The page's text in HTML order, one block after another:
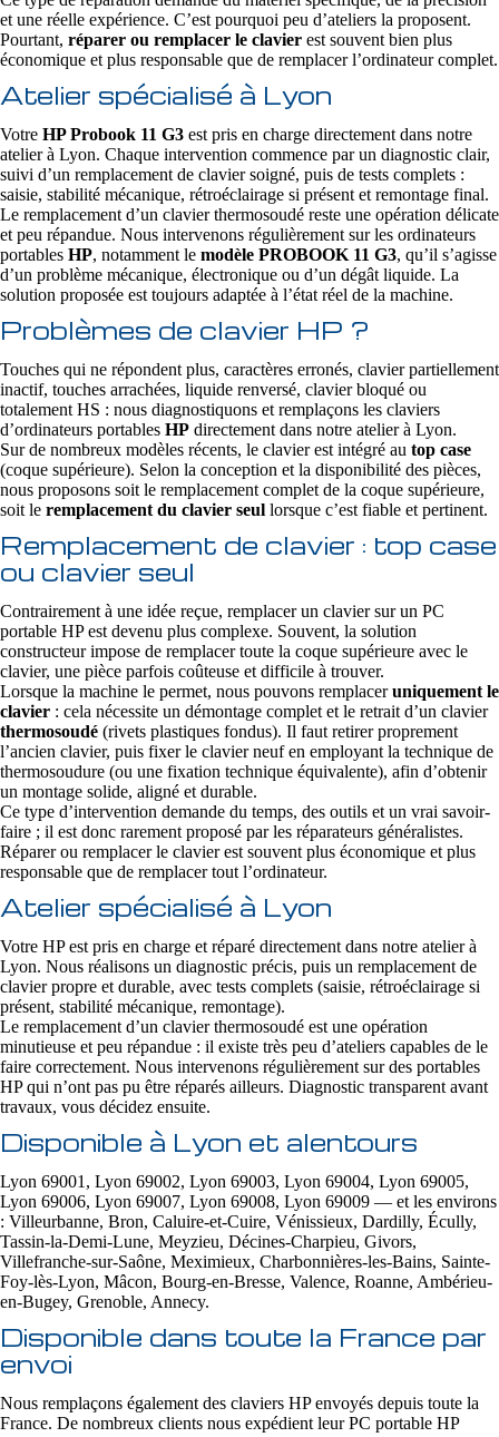
et une réelle expérience. C’est pourquoi peu d’ateliers la proposent.
Pourtant, réparer ou remplacer le clavier est souvent bien plus
économique et plus responsable que de remplacer l’ordinateur complet.
Atelier spécialisé à Lyon
Votre HP Probook 11 G3 est pris en charge directement dans notre
atelier à Lyon. Chaque intervention commence par un diagnostic clair,
suivi d’un remplacement de clavier soigné, puis de tests complets :
saisie, stabilité mécanique, rétroéclairage si présent et remontage final.
Le remplacement d’un clavier thermosoudé reste une opération délicate
et peu répandue. Nous intervenons régulièrement sur les ordinateurs
portables HP, notamment le modèle PROBOOK 11 G3, qu’il s’agisse
d’un problème mécanique, électronique ou d’un dégât liquide. La
solution proposée est toujours adaptée à l’état réel de la machine.
Problèmes de clavier HP ?
Touches qui ne répondent plus, caractères erronés, clavier partiellement
inactif, touches arrachées, liquide renversé, clavier bloqué ou
totalement HS : nous diagnostiquons et remplaçons les claviers
d’ordinateurs portables HP directement dans notre atelier à Lyon.
Sur de nombreux modèles récents, le clavier est intégré au top case
(coque supérieure). Selon la conception et la disponibilité des pièces,
nous proposons soit le remplacement complet de la coque supérieure,
soit le remplacement du clavier seul lorsque c’est fiable et pertinent.
Remplacement de clavier : top case
ou clavier seul
Contrairement à une idée reçue, remplacer un clavier sur un PC
portable HP est devenu plus complexe. Souvent, la solution
constructeur impose de remplacer toute la coque supérieure avec le
clavier, une pièce parfois coûteuse et difficile à trouver.
Lorsque la machine le permet, nous pouvons remplaceruniquement le
clavier : cela nécessite un démontage complet et le retrait d’un clavier
thermosoudé (rivets plastiques fondus). Il faut retirer proprement
l’ancien clavier, puis fixer le clavier neuf en employant la technique de
thermosoudure (ou une fixation technique équivalente), afin d’obtenir
un montage solide, aligné et durable.
Ce type d’intervention demande du temps, des outils et un vrai savoir-
faire ; il est donc rarement proposé par les réparateurs généralistes.
Réparer ou remplacer le clavier est souvent plus économique et plus
responsable que de remplacer tout l’ordinateur.
Atelier spécialisé à Lyon
Votre HP est pris en charge et réparé directement dans notre atelier à
Lyon. Nous réalisons un diagnostic précis, puis un remplacement de
clavier propre et durable, avec tests complets (saisie, rétroéclairage si
présent, stabilité mécanique, remontage).
Le remplacement d’un clavier thermosoudé est une opération
minutieuse et peu répandue : il existe très peu d’ateliers capables de le
faire correctement. Nous intervenons régulièrement sur des portables
HP qui n’ont pas pu être réparés ailleurs. Diagnostic transparent avant
travaux, vous décidez ensuite.
Disponible à Lyon et alentours
Lyon 69001, Lyon 69002, Lyon 69003, Lyon 69004, Lyon 69005,
Lyon 69006, Lyon 69007, Lyon 69008, Lyon 69009 — et les environs
: Villeurbanne, Bron, Caluire-et-Cuire, Vénissieux, Dardilly, Écully,
Tassin-la-Demi-Lune, Meyzieu, Décines-Charpieu, Givors,
Villefranche-sur-Saône, Meximieux, Charbonnières-les-Bains, Sainte-
Foy-lès-Lyon, Mâcon, Bourg-en-Bresse, Valence, Roanne, Ambérieu-
en-Bugey, Grenoble, Annecy.
Disponible dans toute la France par
envoi
Nous remplaçons également des claviers HP envoyés depuis toute la
France. De nombreux clients nous expédient leur PC portable HP